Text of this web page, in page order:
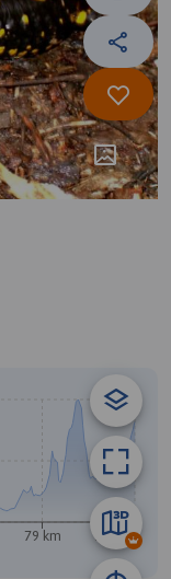
79 km 106 km